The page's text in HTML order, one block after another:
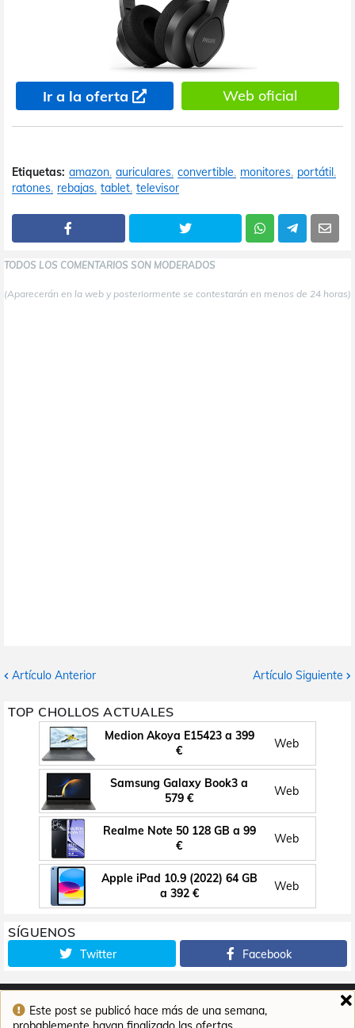
Ir a la oferta Web oficial
Este post se publicó hace más de una semana,
Etiquetas: amazon auriculares convertible monitores portátil
ratones rebajas tablet televisor
TODOS LOS COMENTARIOS SON MODERADOS
(Aparecerán en la web y posteriormente se contestarán en menos de 24 horas)
Artículo Anterior Artículo Siguiente
TOP CHOLLOS ACTUALES
Medion Akoya E15423 a 399
€
Web
Samsung Galaxy Book3 a
579 €
Web
Realme Note 50 128 GB a 99
€
Web
Apple iPad 10.9 (2022) 64 GB
a 392 €
Web
SÍGUENOS
Twitter Facebook
Inicio Contacto Aviso legal Política de cookies